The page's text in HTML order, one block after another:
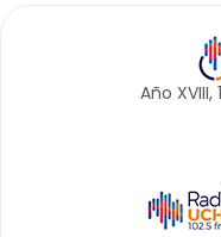
Año XVIII,